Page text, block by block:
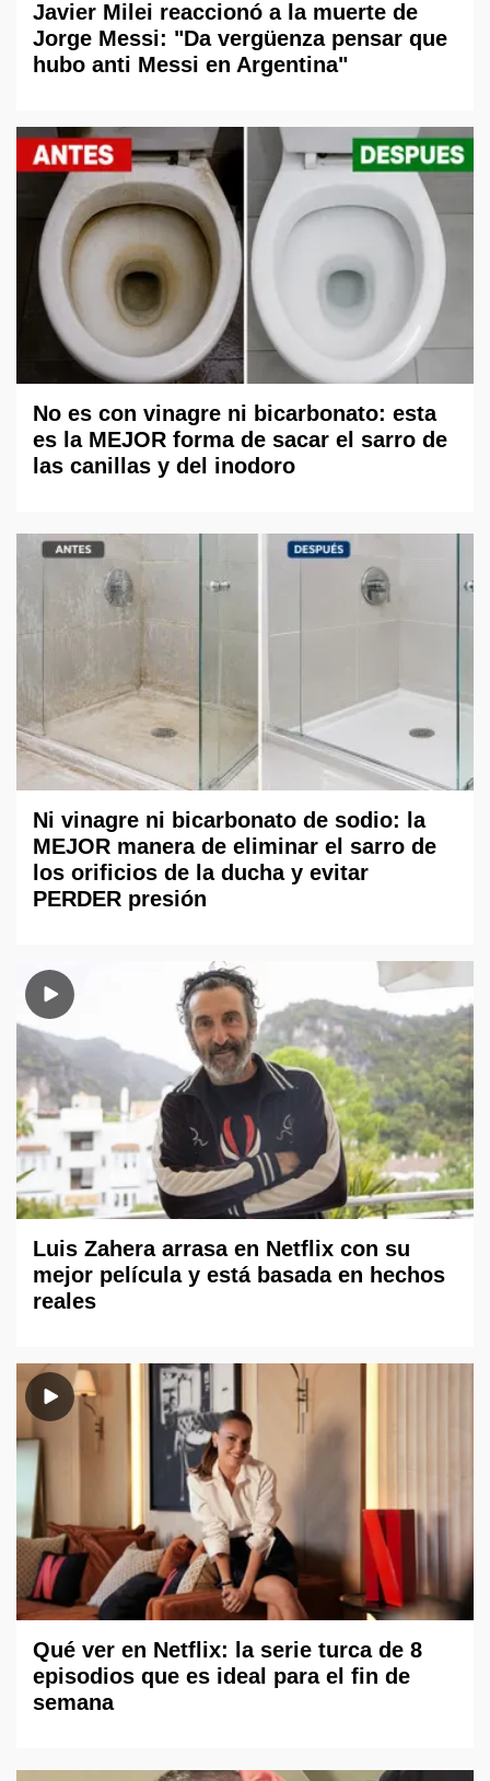
Javier Milei reaccionó a la muerte de
Jorge Messi: "Da vergüenza pensar que
hubo anti Messi en Argentina"
No es con vinagre ni bicarbonato: esta
es la MEJOR forma de sacar el sarro de
las canillas y del inodoro
Ni vinagre ni bicarbonato de sodio: la
MEJOR manera de eliminar el sarro de
los orificios de la ducha y evitar
PERDER presión
Luis Zahera arrasa en Netflix con su
mejor película y está basada en hechos
reales
Qué ver en Netflix: la serie turca de 8
episodios que es ideal para el fin de
semana